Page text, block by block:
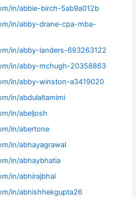
in/abbie-birch-5ab9a012b
in/abby-drane-cpa-mba-
in/abby-landers-693263122
in/abby-mchugh-20358863
in/abby-winston-a3419020
in/abdulaltamimi
in/abeljosh
in/abertone
in/abhayagrawal
in/abhaybhatia
in/abhirajbhal
in/abhishhekgupta26